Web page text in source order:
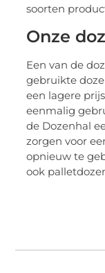
soorten
Onze
Een van de
gebruikte
een lagere
eenmalig
de Dozenhal
zorgen voor
opnieuw te
ook